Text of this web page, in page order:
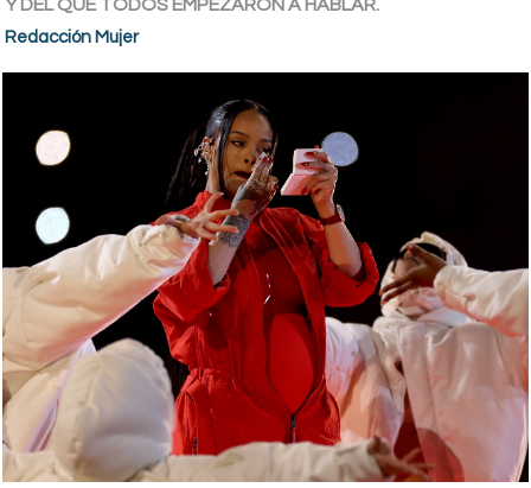
Y DEL QUE TODOS EMPEZARON A HABLAR.
Redacción Mujer